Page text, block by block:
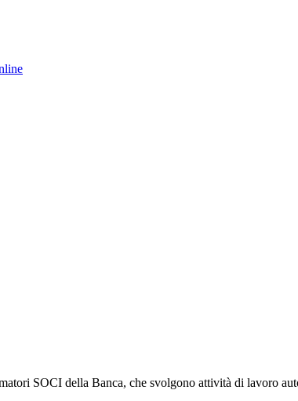
SOCI della Banca, che svolgono attività di lavoro